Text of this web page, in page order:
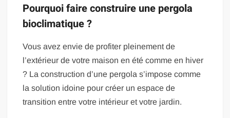
Pourquoi faire construire une pergola
bioclimatique ?
Vous avez envie de profiter pleinement de
l’extérieur de votre maison en été comme en hiver
? La construction d’une pergola s’impose comme
la solution idoine pour créer un espace de
transition entre votre intérieur et votre jardin.